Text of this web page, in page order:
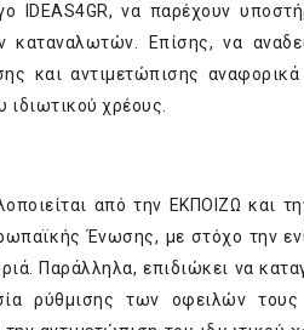
να παρέχουν
Επίσης, να
και αντιμετώπισης αναφορικά
ιδιωτικού χρέους.
από την ΕΚΠΟΙΖΩ και
Ένωσης, με στόχο την
Παράλληλα, επιδιώκει να
ρύθμισης των οφειλών